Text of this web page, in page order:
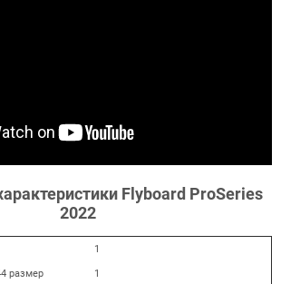
Flyboard ProSeries
2022
1
размер 1